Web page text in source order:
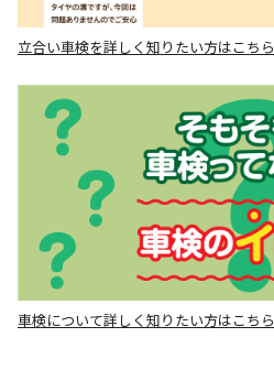
立合い車検を詳しく知りたい方はこちら
車検について詳しく知りたい方はこちら